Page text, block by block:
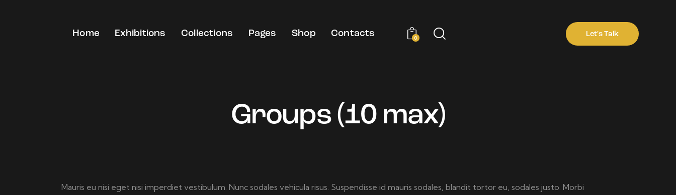
Home Exhibitions Collections Pages Shop Contacts 0 Let's Talk
Groups (10 max)
Mauris eu nisi eget nisi imperdiet vestibulum. Nunc sodales vehicula risus. Suspendisse id mauris sodales, blandit tortor eu, sodales justo. Morbi